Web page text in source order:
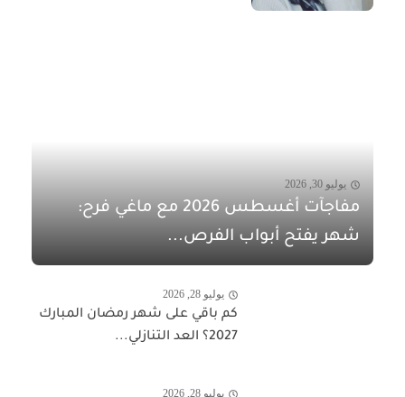
يوليو 30, 2026
مفاجآت أغسطس 2026 مع ماغي فرح:
شهر يفتح أبواب الفرص...
يوليو 28, 2026
كم باقي على شهر رمضان المبارك
2027؟ العد التنازلي...
يوليو 28, 2026